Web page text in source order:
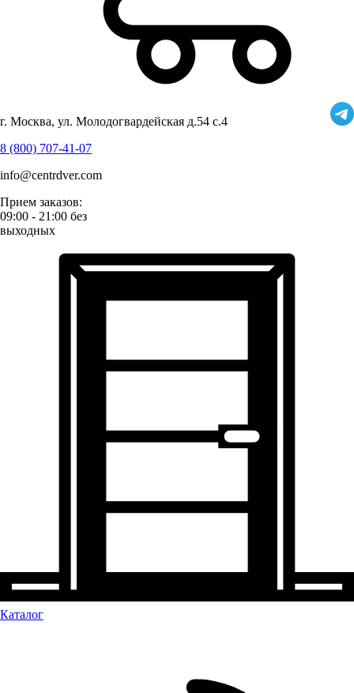
г. Москва, ул. Молодогвардейская д.54 с.4
8 (800) 707-41-07
info@centrdver.com
Прием заказов:
09:00 - 21:00 без
выходных
Каталог